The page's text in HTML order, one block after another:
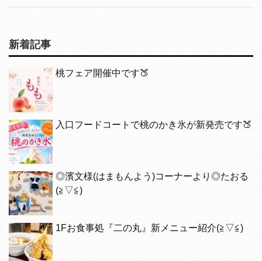
新着記事
桃フェア開催中です🍑
入口フードコートで桃のかき氷が新発売です🍑
◎濱文様(はまもんよう)コーナーより◎たおる
(≧▽≦)
1Fお食事処『二の丸』新メニュー紹介(≧▽≦)